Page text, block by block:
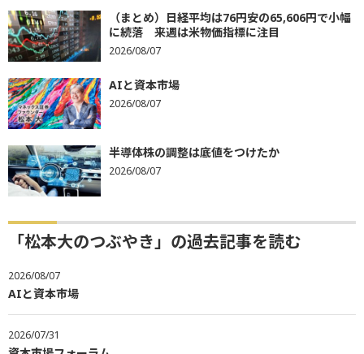
（まとめ）日経平均は76円安の65,606円で小幅
に続落 来週は米物価指標に注目
2026/08/07
AIと資本市場
2026/08/07
半導体株の調整は底値をつけたか
2026/08/07
「松本大のつぶやき」の過去記事を読む
2026/08/07
AIと資本市場
2026/07/31